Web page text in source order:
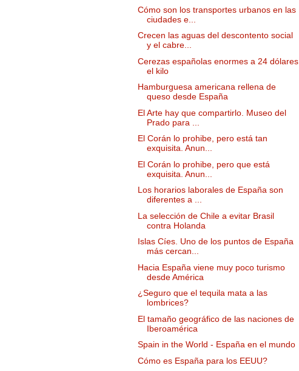
Cómo son los transportes urbanos en las
ciudades e...
Crecen las aguas del descontento social
y el cabre...
Cerezas españolas enormes a 24 dólares
el kilo
Hamburguesa americana rellena de
queso desde España
El Arte hay que compartirlo. Museo del
Prado para ...
El Corán lo prohibe, pero está tan
exquisita. Anun...
El Corán lo prohibe, pero que está
exquisita. Anun...
Los horarios laborales de España son
diferentes a ...
La selección de Chile a evitar Brasil
contra Holanda
Islas Cíes. Uno de los puntos de España
más cercan...
Hacia España viene muy poco turismo
desde América
¿Seguro que el tequila mata a las
lombrices?
El tamaño geográfico de las naciones de
Iberoamérica
Spain in the World - España en el mundo
Cómo es España para los EEUU?